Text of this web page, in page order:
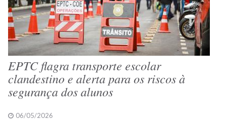
EPTC flagra transporte escolar
clandestino e alerta para os riscos à
segurança dos alunos
06/05/2026